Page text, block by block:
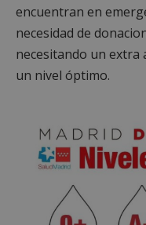
encuentran en
necesidad de
necesitando un
un nivel óptimo.